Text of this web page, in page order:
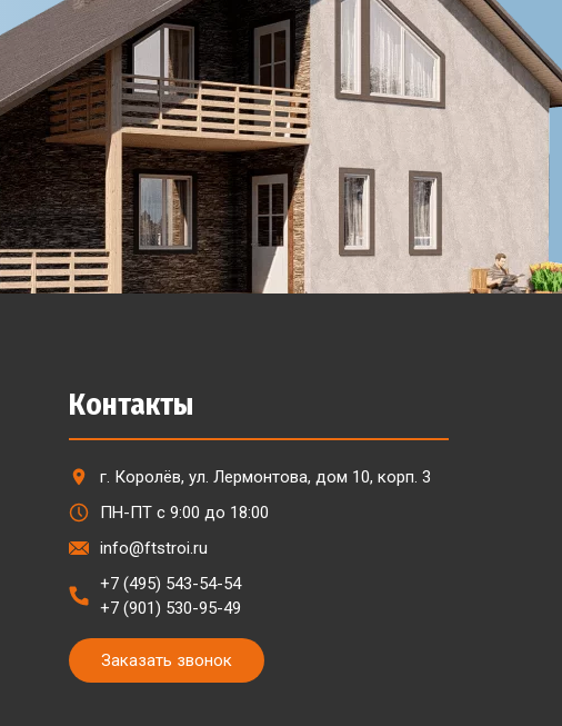
Контакты
г. Королёв, ул. Лермонтова, дом 10, корп. 3
ПН-ПТ с 9:00 до 18:00
info@ftstroi.ru
+7 (495) 543-54-54
+7 (901) 530-95-49
Заказать звонок